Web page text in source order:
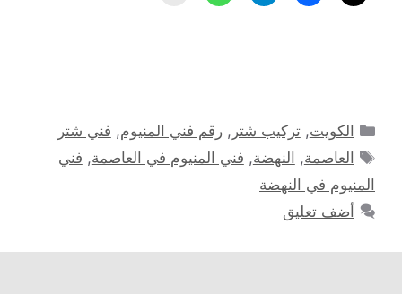
التصنيفات
الكويت,تركيب شتر ,رقم فني المنيوم, فني شتر
الوسوم
العاصمة, النهضة, فني المنيوم في العاصمة, فني
المنيوم في النهضة
أضف تعليق